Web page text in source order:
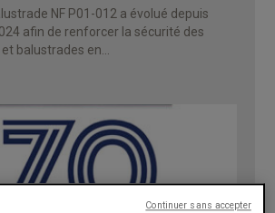
NF P01-012 a évolué depuis
afin de renforcer la sécurité des
balustrades en...
Continuer sans accepter